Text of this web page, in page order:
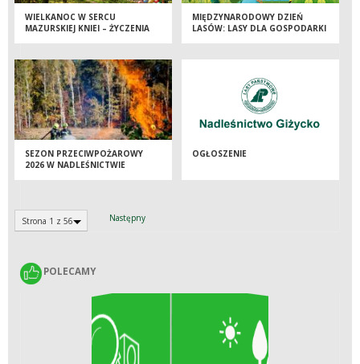
WIELKANOC W SERCU
MAZURSKIEJ KNIEI – ŻYCZENIA
MIĘDZYNARODOWY DZIEŃ
LASÓW: LASY DLA GOSPODARKI
SEZON PRZECIWPOŻAROWY
2026 W NADLEŚNICTWIE
OGŁOSZENIE
Strona 1 z 56 Następny
POLECAMY
POLECAMY